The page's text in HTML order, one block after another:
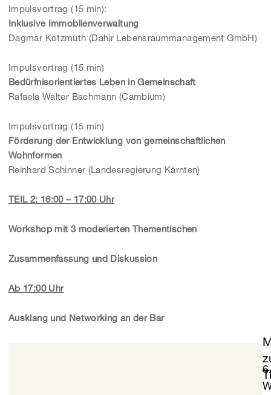
Impulsvortrag (15 min):
Inklusive Immoblienverwaltung
Dagmar Kotzmuth (Dahir Lebensraummanagement GmbH)
Impulsvortrag (15 min)
Bedürfnisorientiertes Leben in Gemeinschaft
Rafaela Walter Bachmann (Cambium)
Impulsvortrag (15 min)
Förderung der Entwicklung von gemeinschaftlichen
Wohnformen
Reinhard Schinner (Landesregierung Kärnten)
TEIL 2: 16:00 – 17:00 Uhr
Workshop mit 3 moderierten Thementischen
Zusammenfassung und Diskussion
Ab 17:00 Uhr
Ausklang und Networking an der Bar
6.